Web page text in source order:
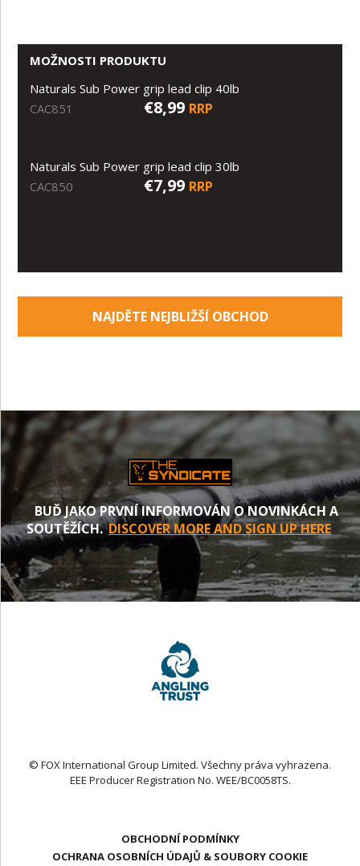
MOŽNOSTI PRODUKTU
Naturals Sub Power grip lead clip 40lb
CAC851
€8,99 RRP
Naturals Sub Power grip lead clip 30lb
CAC850
€7,99 RRP
NAJDĚTE NEJBLIŽŠÍ OBCHOD
BUĎ JAKO PRVNÍ INFORMOVÁN O NOVINKÁCH A
SOUTĚŽÍCH.DISCOVER MORE AND SIGN UP HERE
© FOX International Group Limited. Všechny práva vyhrazena.
EEE Producer Registration No. WEE/BC0058TS.
OBCHODNÍ PODMÍNKY
OCHRANA OSOBNÍCH ÚDAJŮ & SOUBORY COOKIE